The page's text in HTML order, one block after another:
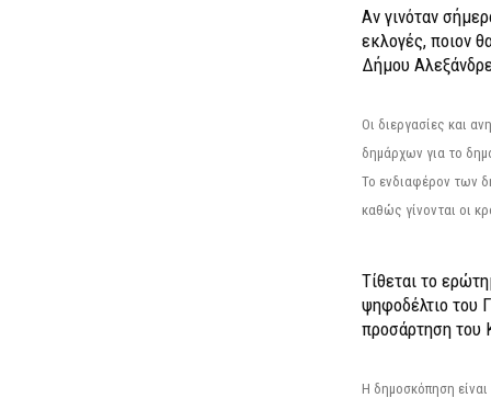
Αν γινόταν
εκλογές, ποιον
Δήμου
Οι διεργασίες και
δημάρχων για το
Το ενδιαφέρον των
καθώς γίνονται οι
Τίθεται το
ψηφοδέλτιο του
προσάρτηση του
Η δημοσκόπηση